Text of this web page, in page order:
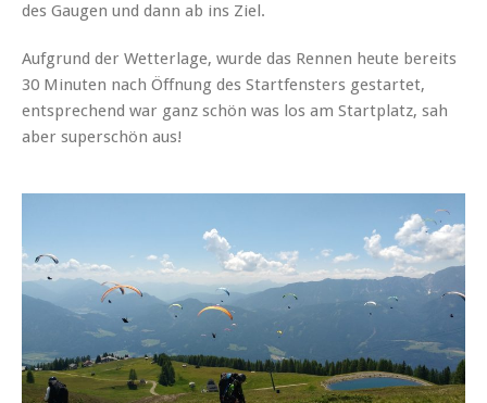
des Gaugen und dann ab ins Ziel.
Aufgrund der Wetterlage, wurde das Rennen heute bereits
30 Minuten nach Öffnung des Startfensters gestartet,
entsprechend war ganz schön was los am Startplatz, sah
aber superschön aus!